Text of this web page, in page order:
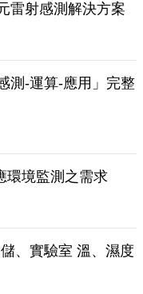
雷射感測解決方案
測-運算-應用」完整
環境監測之需求
、實驗室 溫、濕度